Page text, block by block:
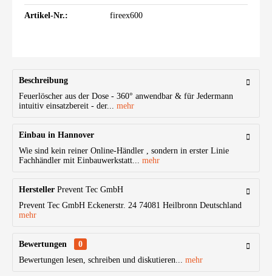
Artikel-Nr.: fireex600
Beschreibung
Feuerlöscher aus der Dose - 360° anwendbar & für Jedermann
intuitiv einsatzbereit - der... mehr
Einbau in Hannover
Wie sind kein reiner Online-Händler , sondern in erster Linie
Fachhändler mit Einbauwerkstatt... mehr
Hersteller Prevent Tec GmbH
Prevent Tec GmbH Eckenerstr. 24 74081 Heilbronn Deutschland
mehr
Bewertungen
0
Bewertungen lesen, schreiben und diskutieren... mehr